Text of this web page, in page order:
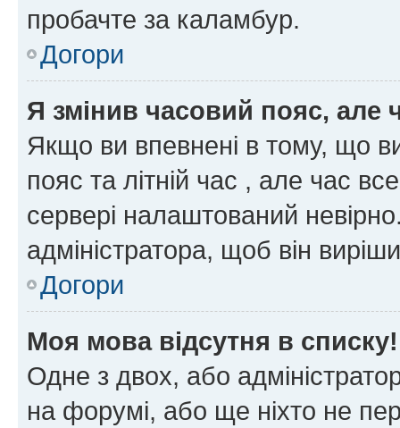
пробачте за каламбур.
Догори
Я змінив часовий пояс, але
Якщо ви впевнені в тому, що
пояс та літній час , але час
сервері налаштований
адміністратора, щоб він
Догори
Моя мова відсутня в списку!
Одне з двох, або
на форумі, або ще ніхто не